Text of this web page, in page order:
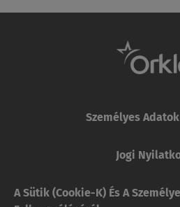
Személyes
Jogi
A Sütik (cookie-K) És A